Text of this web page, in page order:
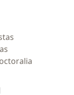
de inicio